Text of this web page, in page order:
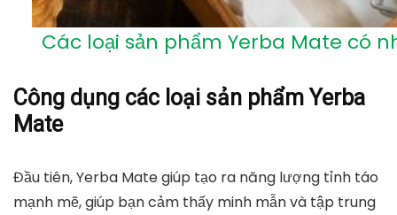
Các loại sản phẩm Yerba Mate có
Công dụng các loại sản phẩm Yerba
Mate
Đầu tiên, Yerba Mate giúp tạo ra năng lượng tỉnh táo
mạnh mẽ, giúp bạn cảm thấy minh mẫn và tập trung